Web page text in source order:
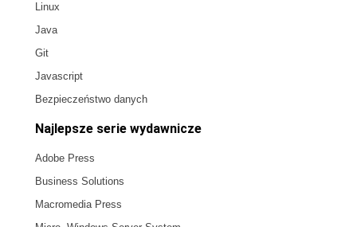
Linux
Java
Git
Javascript
Bezpieczeństwo danych
Najlepsze serie wydawnicze
Adobe Press
Business Solutions
Macromedia Press